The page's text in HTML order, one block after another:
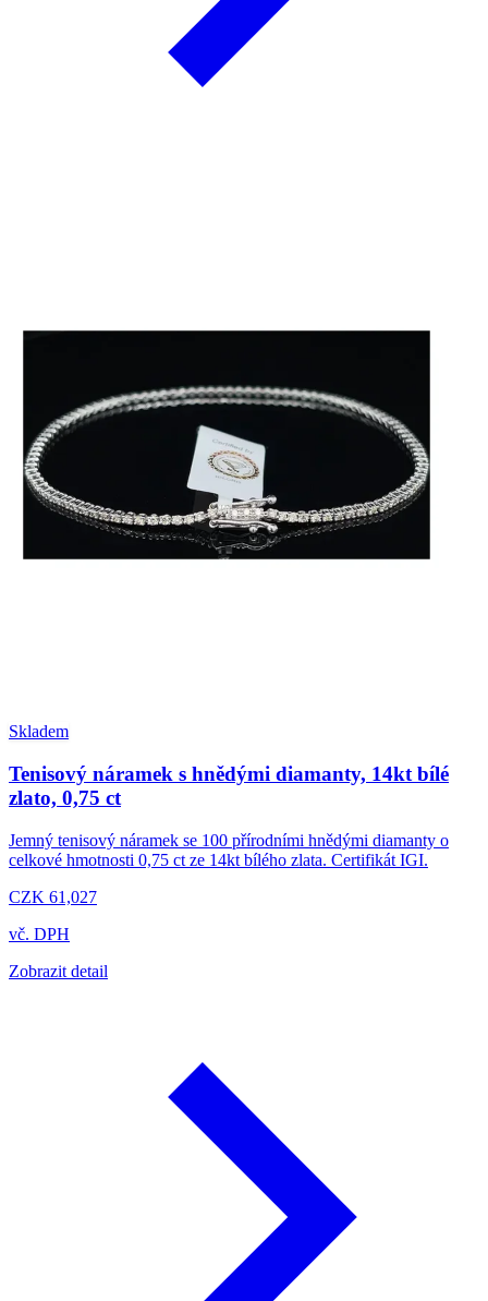
Skladem
Tenisový náramek s hnědými diamanty, 14kt bílé
zlato, 0,75 ct
Jemný tenisový náramek se 100 přírodními hnědými diamanty o
celkové hmotnosti 0,75 ct ze 14kt bílého zlata. Certifikát IGI.
CZK 61,027
vč. DPH
Zobrazit detail